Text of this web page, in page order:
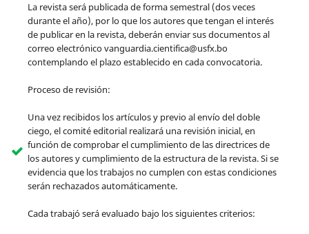
La revista será publicada de forma semestral (dos veces
durante el año), por lo que los autores que tengan el interés
de publicar en la revista, deberán enviar sus documentos al
correo electrónico vanguardia.cientifica@usfx.bo
contemplando el plazo establecido en cada convocatoria.
Proceso de revisión:
Una vez recibidos los artículos y previo al envío del doble
ciego, el comité editorial realizará una revisión inicial, en
función de comprobar el cumplimiento de las directrices de
los autores y cumplimiento de la estructura de la revista. Si se
evidencia que los trabajos no cumplen con estas condiciones
serán rechazados automáticamente.
Cada trabajó será evaluado bajo los siguientes criterios: